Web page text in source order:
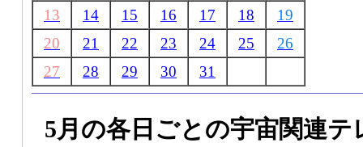
13
14 15 16 17 18
19
20
21 22 23 24 25
26
27
28 29 30 31
5月の各日ごとの宇宙関連テ